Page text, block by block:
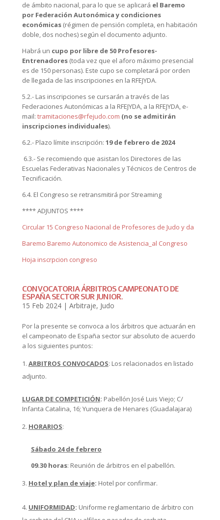
de ámbito nacional, para lo que se aplicará el Baremo
por Federación Autonómica y condiciones
económicas (régimen de pensión completa, en habitación
doble, dos noches) según el documento adjunto.
Habrá un cupo por libre de 50 Profesores-
Entrenadores(toda vez que el aforo máximo presencial
es de 150 personas). Este cupo se completará por orden
de llegada de las inscripciones en la RFEJYDA.
5.2.- Las inscripciones se cursarán a través de las
Federaciones Autonómicas a la RFEJYDA, a la RFEJYDA, e-
mail: tramitaciones@rfejudo.com (no se admitirán
inscripciones individuales).
6.2.- Plazo límite inscripción: 19 de febrero de 2024
6.3.- Se recomiendo que asistan los Directores de las
Escuelas Federativas Nacionales y Técnicos de Centros de
Tecnificación.
6.4. El Congreso se retransmitirá por Streaming
**** ADJUNTOS ****
Circular 15 Congreso Nacional de Profesores de Judo y da
Baremo Baremo Autonomico de Asistencia_al Congreso
Hoja inscrpcion congreso
CONVOCATORIA ÁRBITROS CAMPEONATO DE
ESPAÑA SECTOR SUR JUNIOR.
15 Feb 2024| Arbitraje, Judo
Por la presente se convoca a los árbitros que actuarán en
el campeonato de España sector sur absoluto de acuerdo
a los siguientes puntos:
ARBITROS CONVOCADOS: Los relacionados en listado
adjunto.
LUGAR DE COMPETICIÓN: Pabellón José Luis Viejo; C/
Infanta Catalina, 16; Yunquera de Henares (Guadalajara)
HORARIOS:
Sábado 24 de febrero
09.30 horas: Reunión de árbitros en el pabellón.
Hotel y plan de viaje: Hotel por confirmar.
UNIFORMIDAD: Uniforme reglamentario de árbitro con